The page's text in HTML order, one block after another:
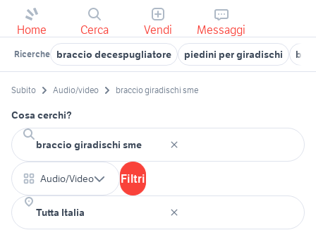
Home Cerca Vendi Messaggi
Ricerche braccio decespugliatore piedini per giradischi
Subito Audio/video braccio giradischi sme
Cosa cerchi?
Audio/Video Filtri